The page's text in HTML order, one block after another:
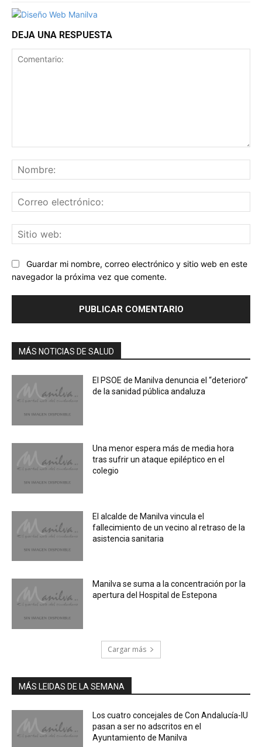
DEJA UNA RESPUESTA
Guardar mi nombre, correo electrónico y sitio web en este
navegador la próxima vez que comente.
MÁS NOTICIAS DE SALUD
El PSOE de Manilva denuncia el “deterioro”
de la sanidad pública andaluza
Una menor espera más de media hora
tras sufrir un ataque epiléptico en el
colegio
El alcalde de Manilva vincula el
fallecimiento de un vecino al retraso de la
asistencia sanitaria
Manilva se suma a la concentración por la
apertura del Hospital de Estepona
Cargar más
MÁS LEIDAS DE LA SEMANA
Los cuatro concejales de Con Andalucía-IU
pasan a ser no adscritos en el
Ayuntamiento de Manilva